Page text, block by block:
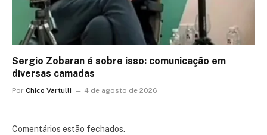
Sergio Zobaran é sobre isso: comunicação em
diversas camadas
Por Chico Vartulli 4 de agosto de 2026
Comentários estão fechados.